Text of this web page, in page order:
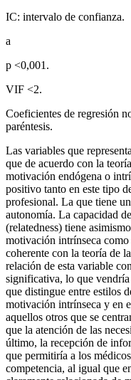
IC: intervalo de confianza.
a
p <0,001.
VIF <2.
Coeficientes de regresión
paréntesis.
Las variables que
que de acuerdo con la
motivación endógena o
positivo tanto en este tipo
profesional. La que tiene
autonomía. La capacidad
(relatedness) tiene
motivación intrínseca
coherente con la teoría de
relación de esta variable
significativa, lo que
que distingue entre estilos
motivación intrínseca y en
aquellos otros que se
que la atención de las
último, la recepción de
que permitiría a los
competencia, al igual que